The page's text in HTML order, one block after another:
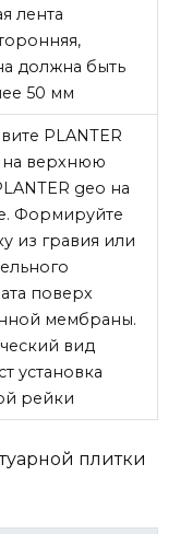
лента
должна быть
50 мм
PLANTER
верхнюю
geo на
Формируйте
из гравия или
поверх
мембраны.
вид
установка
рейки
плитки